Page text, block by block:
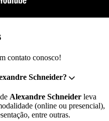
contato conosco!
Schneider?
Alexandre Schneider leva
(online ou presencial),
entre outras.